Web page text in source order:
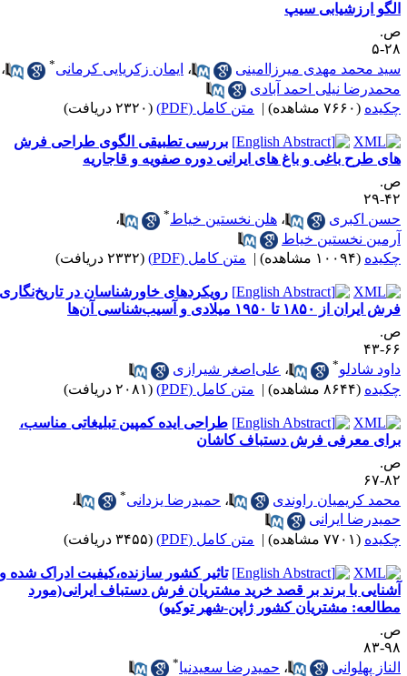
ارزشیابی سیپ
۵
محمد مهدی میرزاامینی
،ایمان زکریایی کرمانی
،
نیلی احمد آبادی
(۷۶۶۰ مشاهده) | متن کامل (PDF) (۲۳۲۰ دریافت)
بررسی تطبیقی الگوی طراحی فرش
طرح باغی و باغ های ایرانی دوره صفویه و قاجاریه
۲۹
اکبری
،هلن نخستین خیاط *
،
نخستین خیاط
(۱۰۰۹۴ مشاهده) | متن کامل (PDF) (۲۳۳۲ دریافت)
رویکردهای ‌خاورشناسان در تاریخ‌نگاری
از ۱۸۵۰ تا ۱۹۵۰ میلادی و آسیب‌شناسی آن‌ها
۴۳
شادلو* ،علی‌اصغر شیرازی
(۸۶۴۴ مشاهده) | متن کامل (PDF) (۲۰۸۱ دریافت)
طراحی ایده کمپین تبلیغاتی مناسب،
معرفی فرش دستباف کاشان
۶۷
کریمیان راوندی
،حمیدرضا یزدانی
،
ایرانی
(۷۷۰۱ مشاهده) | متن کامل (PDF) (۳۴۵۵ دریافت)
تاثیر کشور سازنده،کیفیت ادراک شده و
با برند بر قصد خرید مشتریان فرش دستباف ایرانی(مورد
مشتریان کشور ژاپن-شهر توکیو)
۸۳
پهلوانی
،حمیدرضا سعیدنیا*